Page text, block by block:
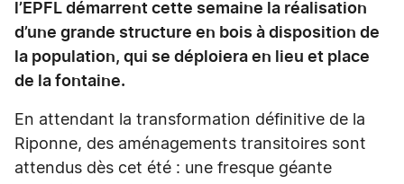
l’EPFL démarrent cette semaine la réalisation
d’une grande structure en bois à disposition de
la population, qui se déploiera en lieu et place
de la fontaine.
En attendant la transformation définitive de la
Riponne, des aménagements transitoires sont
attendus dès cet été : une fresque géante